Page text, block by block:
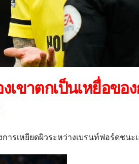
ขาตกเป็นเหยื่อขอ
ารเหยียดผิวระหว่างเบรนท์ฟอร์ดชนะ